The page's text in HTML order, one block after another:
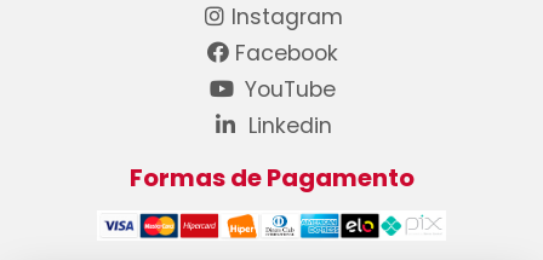
Instagram
Facebook
YouTube
Linkedin
Formas de Pagamento